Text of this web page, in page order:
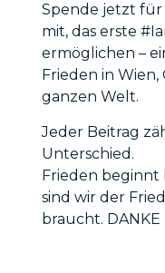
Spende jetzt
mit, das erste
ermöglichen –
Frieden in
ganzen Welt.
Jeder Beitrag
Unterschied.
Frieden beginnt
sind wir der
braucht. DANKE